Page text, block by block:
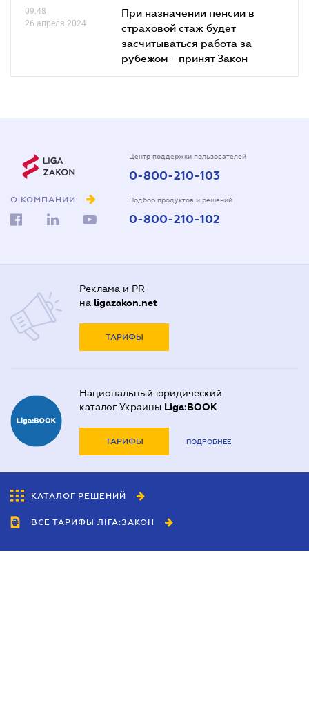
09.48
26 апреля 2024
При назначении пенсии в
страховой стаж будет
засчитываться работа за
рубежом - принят Закон
О КОМПАНИИ
Центр поддержки пользователей
0-800-210-103
Подбор продуктов и решений
0-800-210-102
Реклама и PR
на ligazakon.net
ТАРИФЫ
Национальный юридический
каталог Украины Liga:BOOK
ТАРИФЫ ПОДРОБНЕЕ
КАТАЛОГ РЕШЕНИЙ
ВСЕ ТАРИФЫ ЛІГА:ЗАКОН